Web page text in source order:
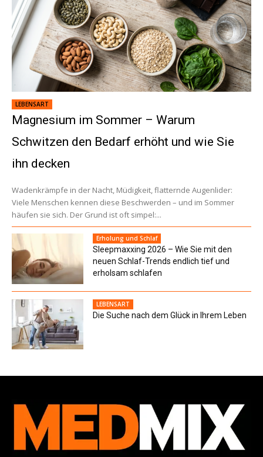
LEBENSART
Magnesium im Sommer – Warum
Schwitzen den Bedarf erhöht und wie Sie
ihn decken
Wadenkrämpfe in der Nacht, Müdigkeit, flatternde Augenlider:
Viele Menschen kennen diese Beschwerden – und im Sommer
häufen sie sich. Der Grund ist oft simpel:...
Erholung und Schlaf
Sleepmaxxing 2026 – Wie Sie mit den
neuen Schlaf-Trends endlich tief und
erholsam schlafen
LEBENSART
Die Suche nach dem Glück in Ihrem Leben